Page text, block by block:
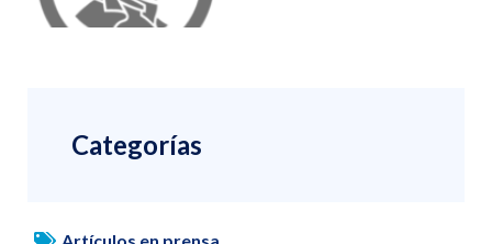
Categorías